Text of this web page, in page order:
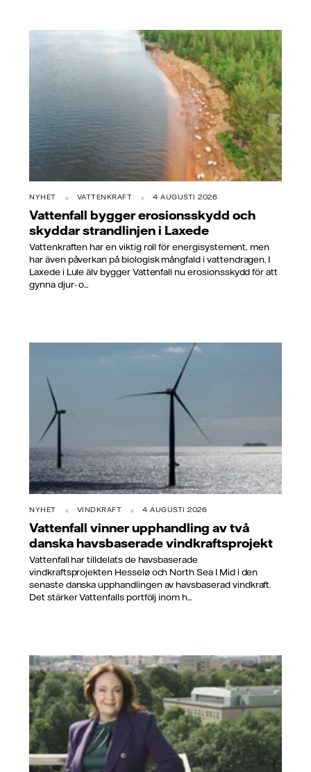
NYHET VATTENKRAFT 4 AUGUSTI 2026
Vattenfall bygger erosionsskydd och
skyddar strandlinjen i Laxede
Vattenkraften har en viktig roll för energisystement, men
har även påverkan på biologisk mångfald i vattendragen. I
Laxede i Lule älv bygger Vattenfall nu erosionsskydd för att
gynna djur- o...
NYHET VINDKRAFT 4 AUGUSTI 2026
Vattenfall vinner upphandling av två
danska havsbaserade vindkraftsprojekt
Vattenfall har tilldelats de havsbaserade
vindkraftsprojekten Hesselø och North Sea I Mid i den
senaste danska upphandlingen av havsbaserad vindkraft.
Det stärker Vattenfalls portfölj inom h...